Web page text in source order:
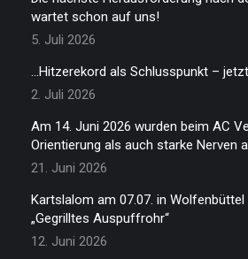
wartet schon auf uns!
5. Juli 2026
…Hitzerekord als Schlusspunkt –
2. Juli 2026
Am 14. Juni 2026 wurden beim AC
Orientierung als auch starke Nerven
21. Juni 2026
Kartslalom am 07.07. in
„Gegrilltes Auspuffrohr“
12. Juni 2026